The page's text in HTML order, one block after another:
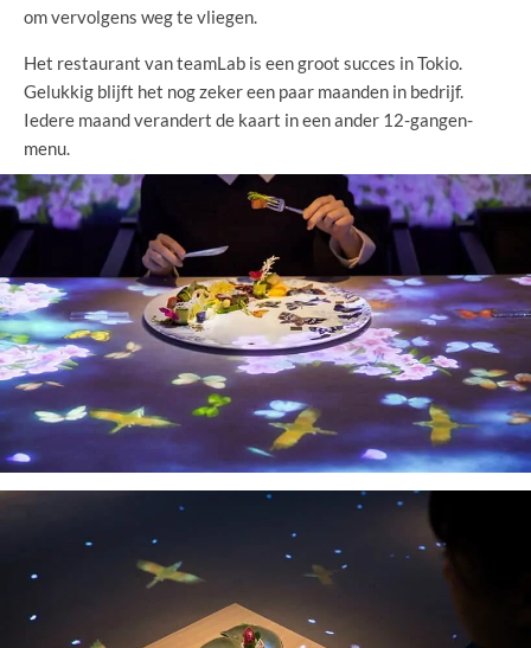
om vervolgens weg te vliegen.
Het restaurant van teamLab is een groot succes in Tokio.
Gelukkig blijft het nog zeker een paar maanden in bedrijf.
Iedere maand verandert de kaart in een ander 12-gangen-
menu.